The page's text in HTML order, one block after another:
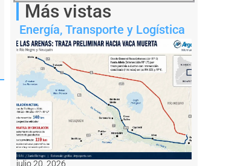
Más vistas
Energía, Transporte y Logística
julio 20, 2026